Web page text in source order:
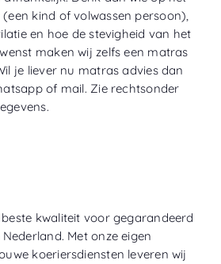
kind of volwassen persoon),
en hoe de stevigheid van het
maken wij zelfs een matras
je liever nu matras advies dan
of mail. Zie rechtsonder
beste kwaliteit voor gegarandeerd
Met onze eigen
koeriersdiensten leveren wij